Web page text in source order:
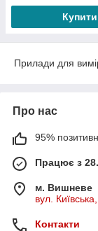
можна
Задайте
Купити
Прилади для
Про нас
95%
Працює з
м. Вишневе
вул.
Контакти